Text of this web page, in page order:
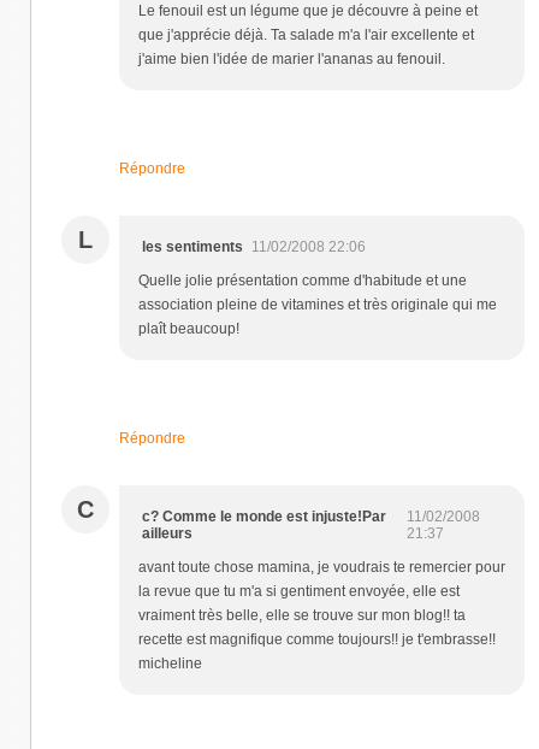
Le fenouil est un légume que je découvre à peine et
que j'apprécie déjà. Ta salade m'a l'air excellente et
j'aime bien l'idée de marier l'ananas au fenouil.
Répondre
L les sentiments
11/02/2008 22:06
Quelle jolie présentation comme d'habitude et une
association pleine de vitamines et très originale qui me
plaît beaucoup!
Répondre
C
c? Comme le monde est injuste!Par
ailleurs
11/02/2008
21:37
avant toute chose mamina, je voudrais te remercier pour
la revue que tu m'a si gentiment envoyée, elle est
vraiment très belle, elle se trouve sur mon blog!! ta
recette est magnifique comme toujours!! je t'embrasse!!
micheline